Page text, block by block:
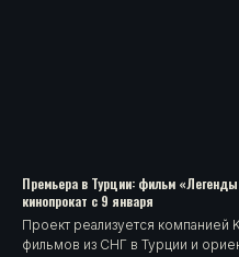
Премьера в Турции: фильм
кинопрокат с 9 января
Проект реализуется компанией
фильмов из СНГ в Турции и